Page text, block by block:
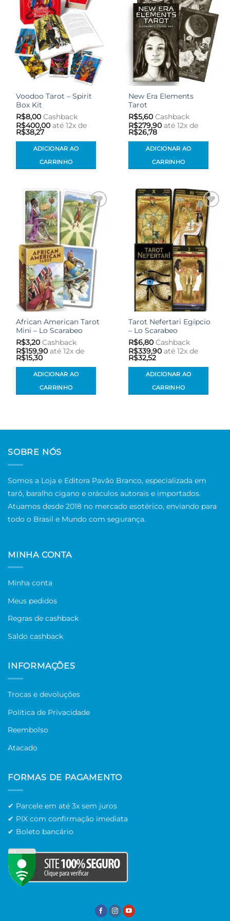
desejos
Voodoo Tarot – Spirit
Box Kit
R$8,00 Cashback
R$400,00 até 12x de
R$38,27
ADICIONAR AO
CARRINHO
desejos
New Era Elements
Tarot
R$5,60 Cashback
R$279,90 até 12x de
R$26,78
ADICIONAR AO
CARRINHO
Adicionar
aos meus
desejos
African American Tarot
Mini – Lo Scarabeo
R$3,20 Cashback
R$159,90 até 12x de
R$15,30
ADICIONAR AO
CARRINHO
Adicionar
aos meus
desejos
Tarot Nefertari Egípcio
– Lo Scarabeo
R$6,80 Cashback
R$339,90 até 12x de
R$32,52
ADICIONAR AO
CARRINHO
SOBRE NÓS
Somos a Loja e Editora Pavão Branco, especializada em
tarô, baralho cigano e oráculos autorais e importados.
Atuamos desde 2018 no mercado esotérico, enviando para
todo o Brasil e Mundo com segurança.
MINHA CONTA
Minha conta
Meus pedidos
Regras de cashback
Saldo cashback
INFORMAÇÕES
Trocas e devoluções
Política de Privacidade
Reembolso
Atacado
FORMAS DE PAGAMENTO
✔ Parcele em até 3x sem juros
✔ PIX com confirmação imediata
✔ Boleto bancário